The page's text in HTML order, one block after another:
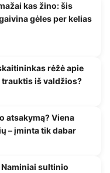
kas žino: šis
gėles per kelias
rėžė apie
iš valdžios?
atsakymą? Viena
– įminta tik dabar
sultinio